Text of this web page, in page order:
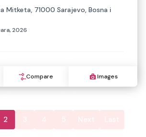
Mitketa, 71000 Sarajevo, Bosna i
2026
Compare Images
2